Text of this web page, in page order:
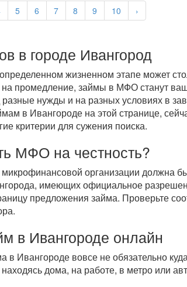
5 6 7 8 9 10 ›
в городе Ивангород
жизненном этапе может
на промедление, займы в МФО станут
нужды и на разных условиях в
в Ивангороде на этой странице,
критерии для сужения поиска.
МФО на честность?
организации
имеющих официальное
предложения займа. Проверьте
в Ивангороде онлайн
в Ивангороде вовсе не обязательно
дома, на работе, в метро или